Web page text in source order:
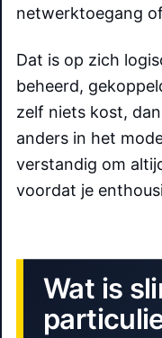
netwerktoegang
Dat is op zich
beheerd,
zelf niets kost,
anders in het
verstandig om
voordat je
Wat is